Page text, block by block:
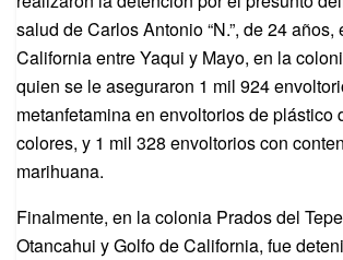
salud de Carlos Antonio “N.”, de 24 años,
California entre Yaqui y Mayo, en la
quien se le aseguraron 1 mil 924
metanfetamina en envoltorios de plástico
colores, y 1 mil 328 envoltorios con
marihuana.
Finalmente, en la colonia Prados del
Otancahui y Golfo de California, fue